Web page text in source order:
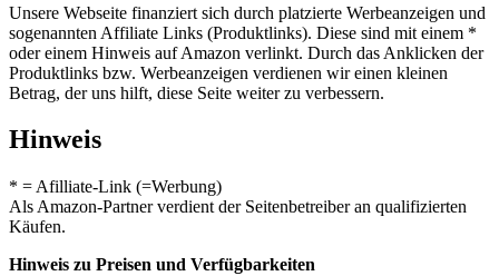
Unsere Webseite finanziert sich durch platzierte Werbeanzeigen und
sogenannten Affiliate Links (Produktlinks). Diese sind mit einem *
oder einem Hinweis auf Amazon verlinkt. Durch das Anklicken der
Produktlinks bzw. Werbeanzeigen verdienen wir einen kleinen
Betrag, der uns hilft, diese Seite weiter zu verbessern.
Hinweis
* = Afilliate-Link (=Werbung)
Als Amazon-Partner verdient der Seitenbetreiber an qualifizierten
Käufen.
Hinweis zu Preisen und Verfügbarkeiten